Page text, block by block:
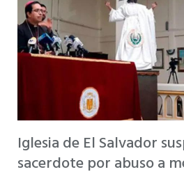
Iglesia de El Salvador
sacerdote por abuso a